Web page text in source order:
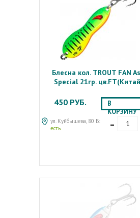
Блесна кол. TROUT FAN
Special 21гр.
450 РУБ.
ул. Куйбышева, 80 Б:
есть
В
КОРЗИНУ
-